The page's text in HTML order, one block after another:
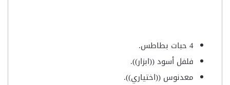
4 حبات بطاطس.
فلفل أسود ((ابزار)).
معدنوس ((اختياري)).